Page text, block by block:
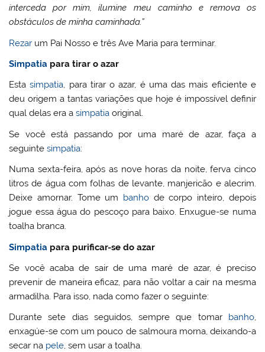
interceda por mim, ilumine meu caminho e remova os
obstáculos de minha caminhada.”
Rezar um Pai Nosso e três Ave Maria para terminar.
Simpatia para tirar o azar
Estasimpatia, para tirar o azar, é uma das mais eficiente e
deu origem a tantas variações que hoje é impossível definir
qual delas era asimpatia original.
Se você está passando por uma maré de azar, faça a
seguintesimpatia:
Numa sexta-feira, após as nove horas da noite, ferva cinco
litros de água com folhas de levante, manjericão e alecrim.
Deixe amornar. Tome um banho de corpo inteiro, depois
jogue essa água do pescoço para baixo. Enxugue-se numa
toalha branca.
Simpatia para purificar-se do azar
Se você acaba de sair de uma maré de azar, é preciso
prevenir de maneira eficaz, para não voltar a cair na mesma
armadilha. Para isso, nada como fazer o seguinte:
Durante sete dias seguidos, sempre que tomar
banho,
enxagúe-se com um pouco de salmoura morna, deixando-a
secar na pele, sem usar a toalha.